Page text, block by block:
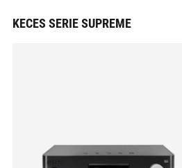
KECES SERIE SUPREME